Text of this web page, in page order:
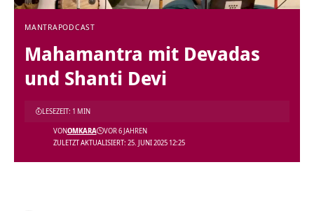
MANTRAPODCAST
Mahamantra mit Devadas
und Shanti Devi
ZULETZT AKTUALISIERT: 25. JUNI 2025 12:25
VONOMKARA VOR 6 JAHREN
LESEZEIT: 1 MIN